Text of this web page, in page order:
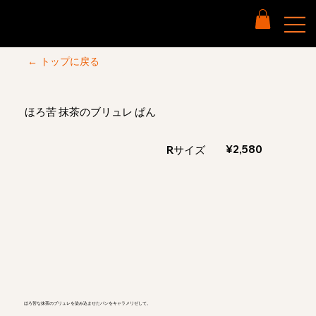
← トップに戻る
ほろ苦 抹茶のブリュレ ぱん​
¥2,580
Rサイズ
ほろ苦な抹茶のブリュレを染み込ませたパンをキャラメリゼして。